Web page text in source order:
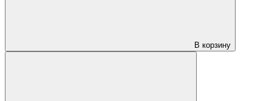
В корзину